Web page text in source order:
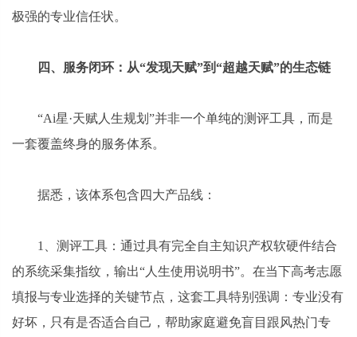
极强的专业信任状。
四、服务闭环：从“发现天赋”到“超越天赋”的生态链
“Ai星·天赋人生规划”并非一个单纯的测评工具，而是
一套覆盖终身的服务体系。
据悉，该体系包含四大产品线：
1、测评工具：通过具有完全自主知识产权软硬件结合
的系统采集指纹，输出“人生使用说明书”。在当下高考志愿
填报与专业选择的关键节点，这套工具特别强调：专业没有
好坏，只有是否适合自己，帮助家庭避免盲目跟风热门专